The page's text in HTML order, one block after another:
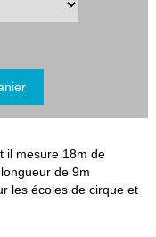
il mesure 18m de
de 9m
les écoles de cirque et